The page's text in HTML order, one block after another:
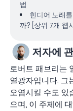
법
힌디어 노래
까? [상위 7개 웹
저자에
로버트 패브리는
열광자입니다. 그
오염시킬 수도 있
으며, 이 주제에